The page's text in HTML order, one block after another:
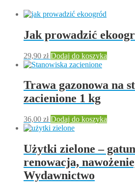
Jak prowadzić
29,90 zł Dodaj do koszyka
Trawa gazonowa na
zacienione 1 kg
36,00 zł Dodaj do koszyka
Użytki zielone –
renowacja,
Wydawnictwo